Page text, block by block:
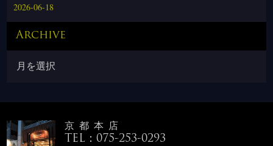
2026-06-18
Archive
京都本店
TEL：075-253-0293